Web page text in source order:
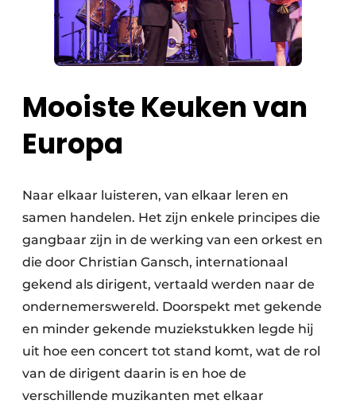
Mooiste Keuken van
Europa
Naar elkaar luisteren, van elkaar leren en
samen handelen. Het zijn enkele principes die
gangbaar zijn in de werking van een orkest en
die door Christian Gansch, internationaal
gekend als dirigent, vertaald werden naar de
ondernemerswereld. Doorspekt met gekende
en minder gekende muziekstukken legde hij
uit hoe een concert tot stand komt, wat de rol
van de dirigent daarin is en hoe de
verschillende muzikanten met elkaar